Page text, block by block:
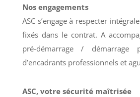
Nos engagements
ASC s’engage à respecter
fixés dans le contrat. A
pré-démarrage / démarrage
d’encadrants professionnels et
ASC, votre sécurité maîtrisée